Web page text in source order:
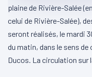
plaine de Rivière-Salée
celui de Rivière-Salée),
seront réalisés, le mardi
du matin, dans le sens
Ducos. La circulation sur